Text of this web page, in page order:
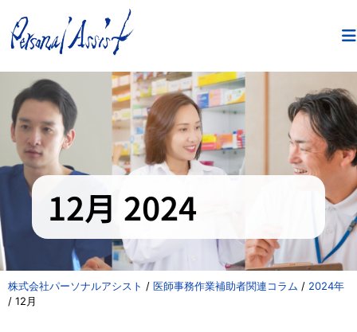
12月 2024
株式会社パーソナルアシスト / 医師事務作業補助者関連コラム / 2024年
/ 12月